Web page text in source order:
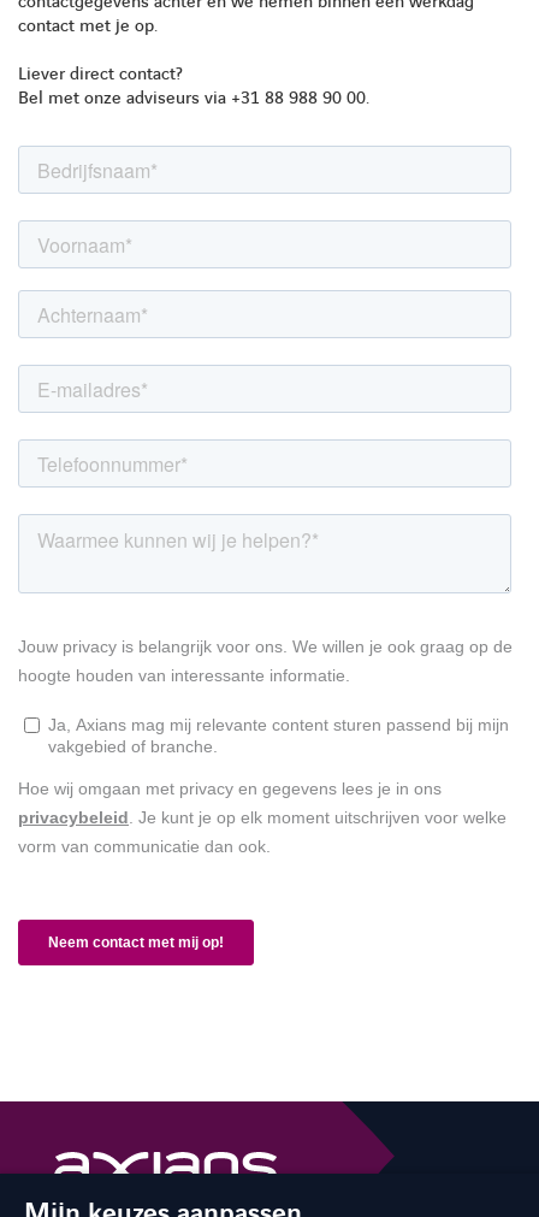
LINKEDINYOUTUBEFACEBOOK
TWITTER
contact met je op.
Liever direct contact?
Bel met onze adviseurs via +31 88 988 90 00.